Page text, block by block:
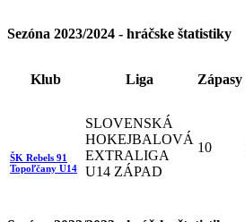
Sezóna 2023/2024 - hráčske štatistiky
Klub Liga Zápasy
ŠK Rebels 91
Topoľčany U14
SLOVENSKÁ
HOKEJBALOVÁ
EXTRALIGA
U14 ZÁPAD
10